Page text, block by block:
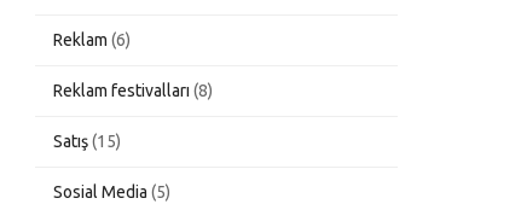
Reklam (6)
Reklam festivalları (8)
Satış(15)
Sosial Media (5)